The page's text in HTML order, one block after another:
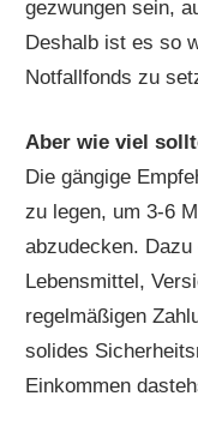
gezwungen sein,
Deshalb ist es so
Notfallfonds zu
Aber wie viel
Die gängige
zu legen, um 3-6
abzudecken.
Lebensmittel,
regelmäßigen
solides
Einkommen